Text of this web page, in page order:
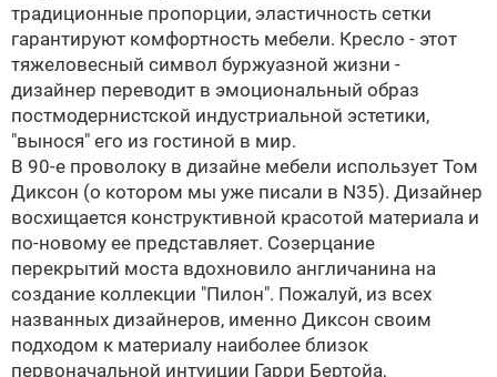
традиционные пропорции, эластичность сетки
гарантируют комфортность мебели. Кресло - этот
тяжеловесный символ буржуазной жизни -
дизайнер переводит в эмоциональный образ
постмодернистской индустриальной эстетики,
"вынося" его из гостиной в мир.
В 90-е проволоку в дизайне мебели использует Том
Диксон (о котором мы уже писали в N35). Дизайнер
восхищается конструктивной красотой материала и
по-новому ее представляет. Созерцание
перекрытий моста вдохновило англичанина на
создание коллекции "Пилон". Пожалуй, из всех
названных дизайнеров, именно Диксон своим
подходом к материалу наиболее близок
первоначальной интуиции Гарри Бертойа,